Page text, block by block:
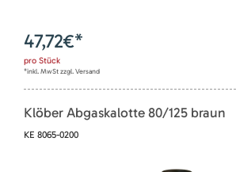
47,72€*
pro Stück
*inkl. MwSt zzgl. Versand
Klöber Abgaskalotte 80/125 braun
KE 8065-0200